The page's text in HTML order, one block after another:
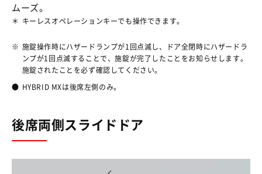
ムーズ。
＊ キーレスオペレーションキーでも操作できます。
※ 施錠操作時にハザードランプが1回点滅し、ドア全閉時にハザードラ
ンプが1回点滅することで、施錠が完了したことをお知らせします。
施錠されたことを必ず確認してください。
● HYBRID MXは後席左側のみ。
後席両側スライドドア